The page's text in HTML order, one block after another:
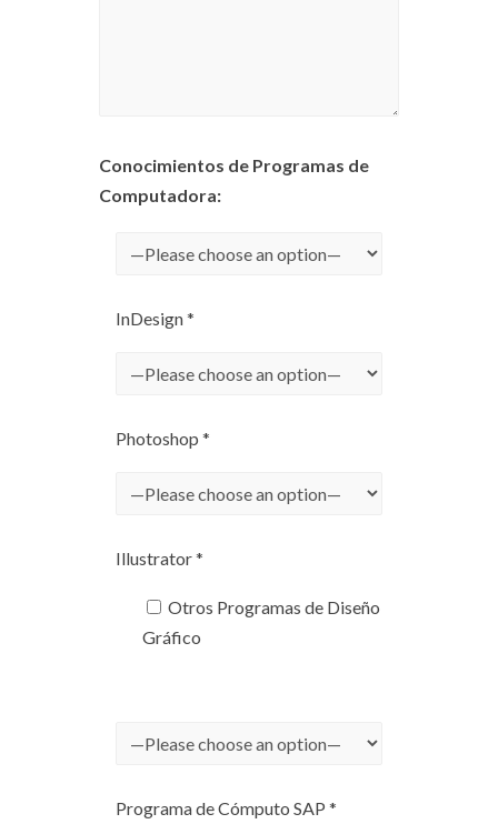
Conocimientos de Programas de
Computadora:
InDesign *
Photoshop *
Illustrator *
Otros Programas de Diseño
Gráfico
Programa de Cómputo SAP *